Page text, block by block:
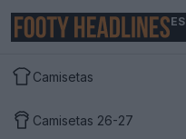
ES
Camisetas
Camisetas 26-27